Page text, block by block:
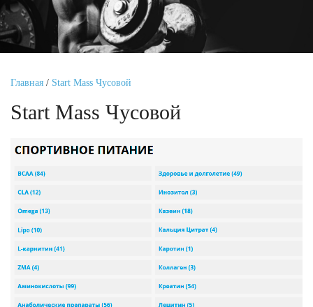
Главная / Start Mass Чусовой
Start Mass Чусовой